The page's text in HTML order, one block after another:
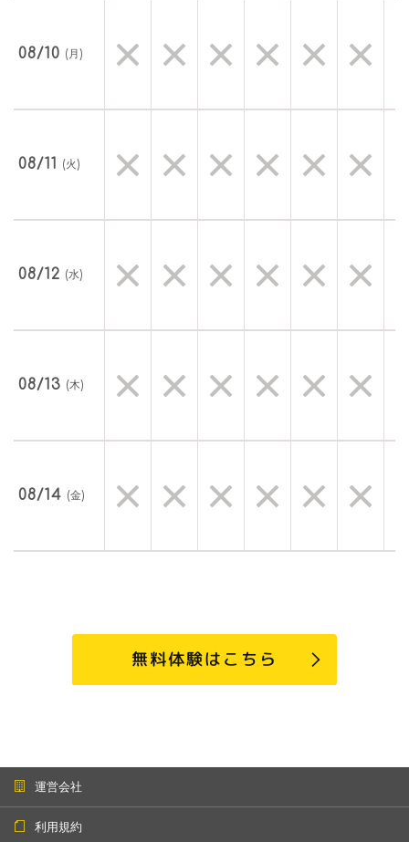
08/10 (月)
08/11 (火)
08/12 (水)
08/13 (木)
08/14 (金)
無料体験はこちら
運営会社
利用規約